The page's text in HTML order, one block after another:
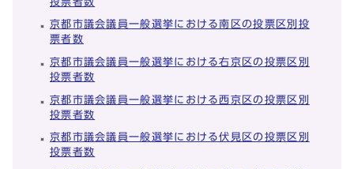
京都市議会議員一般選挙における南区の投票区別投
票者数
京都市議会議員一般選挙における右京区の投票区別
投票者数
京都市議会議員一般選挙における西京区の投票区別
投票者数
京都市議会議員一般選挙における伏見区の投票区別
投票者数